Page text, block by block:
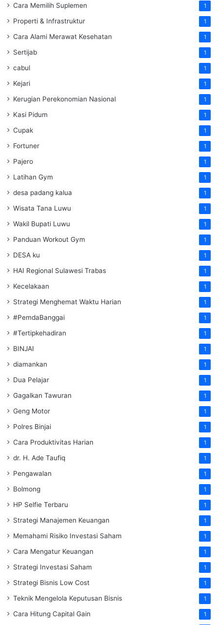
Cara Memilih Suplemen 1
Properti & Infrastruktur 1
Cara Alami Merawat Kesehatan 1
Sertijab 1
cabul 1
Kejari 1
Kerugian Perekonomian Nasional 1
Kasi Pidum 1
Cupak 1
Fortuner 1
Pajero 1
Latihan Gym 1
desa padang kalua 1
Wisata Tana Luwu 1
Wakil Bupati Luwu 1
Panduan Workout Gym 1
DESA ku 1
HAI Regional Sulawesi Trabas 1
Kecelakaan 1
Strategi Menghemat Waktu Harian 1
#PemdaBanggai 1
#Tertipkehadiran 1
BINJAI 1
diamankan 1
Dua Pelajar 1
Gagalkan Tawuran 1
Geng Motor 1
Polres Binjai 1
Cara Produktivitas Harian 1
dr. H. Ade Taufiq 1
Pengawalan 1
Bolmong 1
HP Selfie Terbaru 1
Strategi Manajemen Keuangan 1
Memahami Risiko Investasi Saham 1
Cara Mengatur Keuangan 1
Strategi Investasi Saham 1
Strategi Bisnis Low Cost 1
Teknik Mengelola Keputusan Bisnis 1
Cara Hitung Capital Gain 1